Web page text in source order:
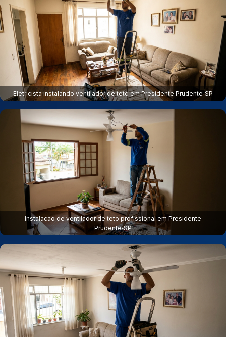
Eletricista instalando ventilador de teto em Presidente Prudente‑SP
Instalacao de ventilador de teto profissional em Presidente
Prudente‑SP